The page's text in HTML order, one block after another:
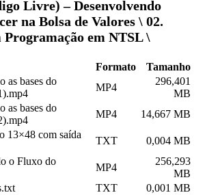
Livre) – Desenvolvendo
na Bolsa de Valores \ 02.
Programação em NTSL \
Formato
Tamanho
as bases do
MP4
296,401
MB
as bases do
MP4
14,667 MB
13×48 com saída
TXT
0,004 MB
o Fluxo do
MP4
256,293
MB
TXT
0,001 MB